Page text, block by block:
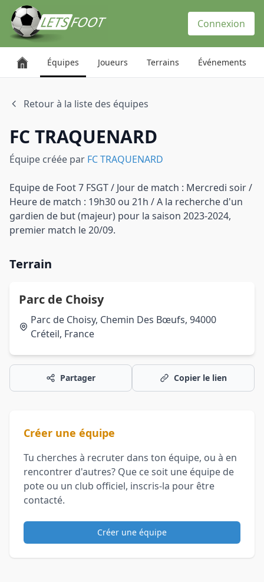
Connexion
Équipes Joueurs Terrains Événements
Retour à la liste des équipes
FC TRAQUENARD
Équipe créée par FC TRAQUENARD
Equipe de Foot 7 FSGT / Jour de match : Mercredi soir /
Heure de match : 19h30 ou 21h / A la recherche d'un
gardien de but (majeur) pour la saison 2023-2024,
premier match le 20/09.
Terrain
Parc de Choisy
Parc de Choisy, Chemin Des Bœufs, 94000
Créteil, France
Partager Copier le lien
Créer une équipe
Tu cherches à recruter dans ton équipe, ou à en
rencontrer d'autres? Que ce soit une équipe de
pote ou un club officiel, inscris-la pour être
contacté.
Créer une équipe
Panneau de gestion des cookies